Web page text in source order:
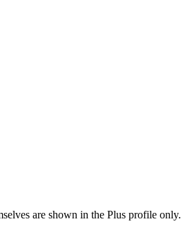
are shown in the Plus profile only.